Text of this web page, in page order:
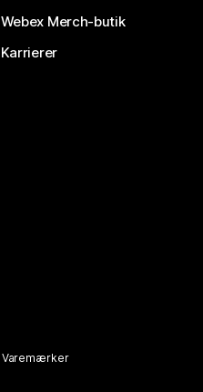
Webex Merch-butik
Karrierer
Varemærker